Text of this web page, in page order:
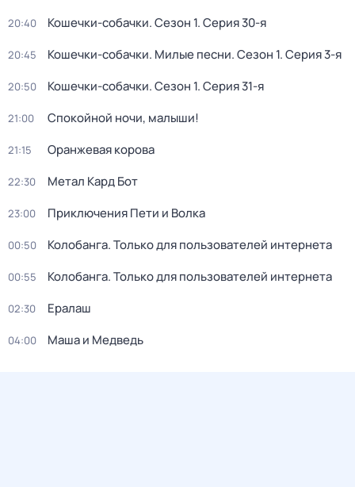
20:40 Кошечки-собачки. Сезон 1. Серия 30-я
20:45 Кошечки-собачки. Милые песни. Сезон 1. Серия 3-я
20:50 Кошечки-собачки. Сезон 1. Серия 31-я
21:00 Спокойной ночи, малыши!
21:15 Оранжевая корова
22:30 Метал Кард Бот
23:00 Приключения Пети и Волка
00:50 Колобанга. Только для пользователей интернета
00:55 Колобанга. Только для пользователей интернета
02:30 Ералаш
04:00 Маша и Медведь